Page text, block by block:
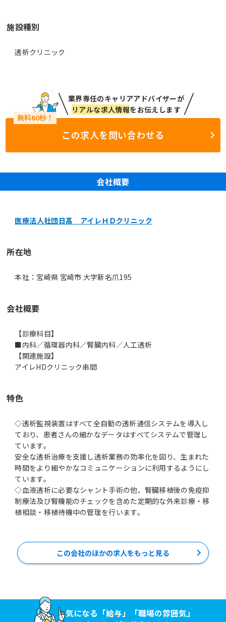
施設種別
透析クリニック
業界専任のキャリアアドバイザーが
リアルな求人情報をお伝えします
この求人を問い合わせる
会社概要
医療法人社団日髙 アイレＨＤクリニック
所在地
本社：宮崎県 宮崎市 大字新名爪195
会社概要
【診療科目】
■内科／循環器内科／腎臓内科／人工透析
【関連施設】
アイレHDクリニック串間
特色
◇透析監視装置はすべて全自動の透析通信システムを導入し
ており、患者さんの細かなデータはすべてシステムで管理し
ています。
安全な透析治療を支援し透析業務の効率化を図り、生まれた
時間をより細やかなコミュニケーションに利用するようにし
ています。
◇血液透析に必要なシャント手術の他、腎臓移植後の免疫抑
制療法及び腎機能のチェックを含めた定期的な外来診療・移
植相談・移植待機中の管理を行います。
この会社のほかの求人をもっと見る
気になる「給与」「職場の雰囲気」